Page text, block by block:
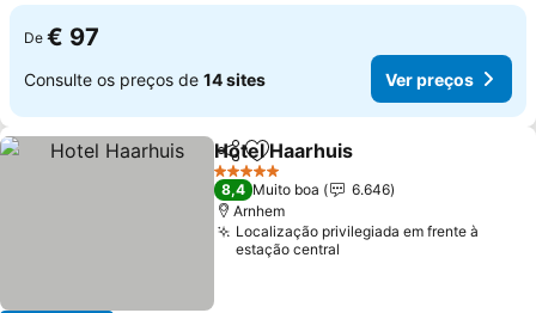
De € 97
Consulte os preços de 14 sites Ver preços
PartilharAdicionar aos favoritos
Hotel Haarhuis
5 Estrelas
8,4 Muito boa
6.646
Arnhem
Localização privilegiada em frente à
estação central